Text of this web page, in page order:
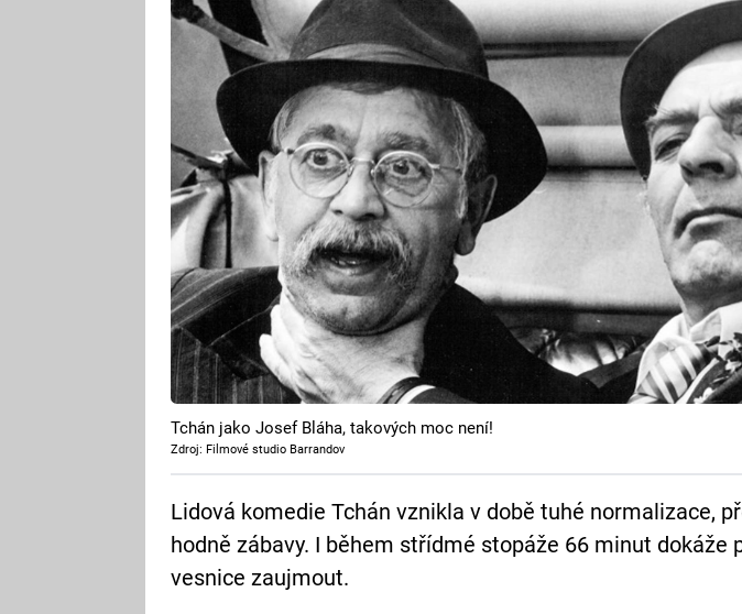
Tchán jako Josef Bláha, takových moc není!
Zdroj: Filmové studio Barrandov
Lidová komedie Tchán vznikla v době tuhé normalizace,
hodně zábavy. I během střídmé stopáže 66 minut dokáže
vesnice zaujmout.